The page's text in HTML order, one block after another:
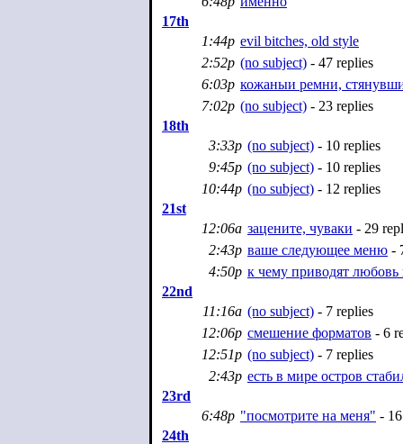
17th
1:44p evil bitches, old style
2:52p (no subject) - 47 replies
6:03p кожаныи ремни,
7:02p (no subject) - 23 replies
18th
3:33p (no subject) - 10 replies
9:45p (no subject) - 10 replies
10:44p (no subject) - 12 replies
21st
12:06a зацените, чуваки - 29
2:43p ваше следующее меню -
4:50p к чему приводят любовь
22nd
11:16a (no subject) - 7 replies
12:06p смешение форматов - 6
12:51p (no subject) - 7 replies
2:43p есть в мире остров
23rd
6:48p "посмотрите на меня" -
24th